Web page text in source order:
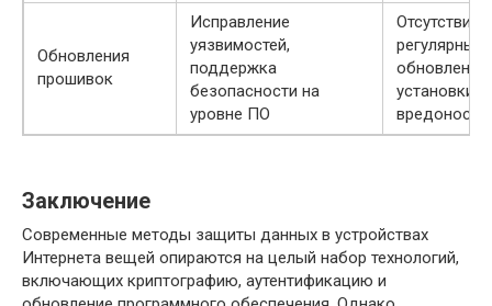
Обновления
прошивок
Исправление
уязвимостей,
поддержка
безопасности на
уровне ПО
Отсутствие
регулярных
установки
Заключение
Современные методы защиты данных в устройствах
Интернета вещей опираются на целый набор технологий,
включающих криптографию, аутентификацию и